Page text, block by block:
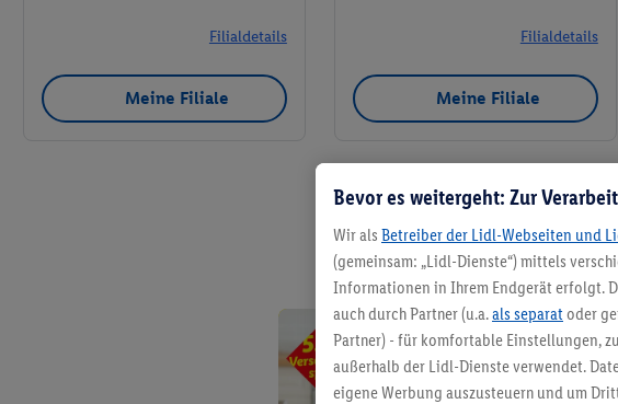
Filialdetails
Meine Filiale
Filialdetails
Meine Filiale
Bevor es weitergeht: Zur
Wir als Betreiber der Lidl-Webseiten und
(gemeinsam: „Lidl-Dienste“) mittels
Informationen in Ihrem Endgerät erfolgt.
auch durch Partner (u.a.als separat oder
Partner) - für komfortable Einstellungen,
außerhalb der Lidl-Dienste verwendet.
eigene Werbung auszusteuern und um